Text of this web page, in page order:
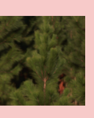
macias, não
nas unhas. A
de 4 substâncias
de alergias...
e Resina . As
na caixinha, como a
caixinha preta e